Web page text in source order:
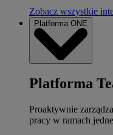
Zobacz wszystkie
Platforma ONE
Platforma
Proaktywnie
pracy w ramach